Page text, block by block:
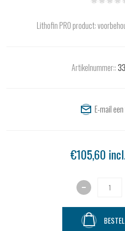
Lithofin PRO product:
Artikelnummer::
€105,60